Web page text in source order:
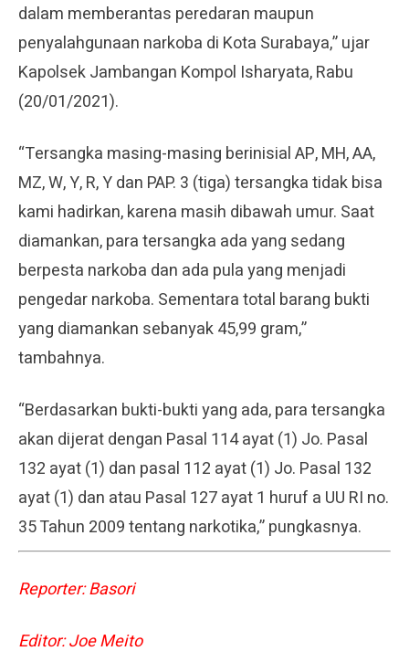
dalam memberantas peredaran maupun
penyalahgunaan narkoba di Kota Surabaya,” ujar
Kapolsek Jambangan Kompol Isharyata, Rabu
(20/01/2021).
“Tersangka masing-masing berinisial AP, MH, AA,
MZ, W, Y, R, Y dan PAP. 3 (tiga) tersangka tidak bisa
kami hadirkan, karena masih dibawah umur. Saat
diamankan, para tersangka ada yang sedang
berpesta narkoba dan ada pula yang menjadi
pengedar narkoba. Sementara total barang bukti
yang diamankan sebanyak 45,99 gram,”
tambahnya.
“Berdasarkan bukti-bukti yang ada, para tersangka
akan dijerat dengan Pasal 114 ayat (1) Jo. Pasal
132 ayat (1) dan pasal 112 ayat (1) Jo. Pasal 132
ayat (1) dan atau Pasal 127 ayat 1 huruf a UU RI no.
35 Tahun 2009 tentang narkotika,” pungkasnya.
Reporter: Basori
Editor: Joe Meito